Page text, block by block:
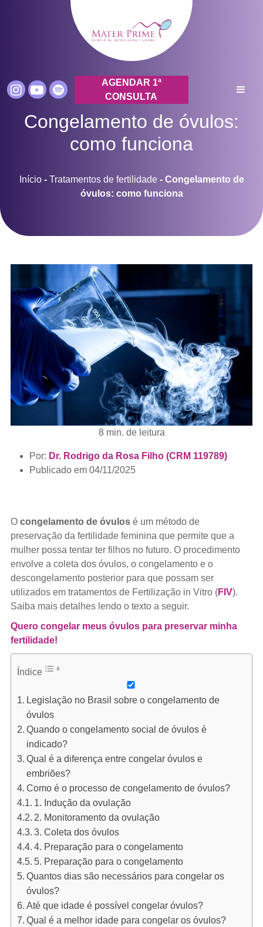
AGENDAR 1ª
CONSULTA
Congelamento de óvulos:
como funciona
Início- Tratamentos de fertilidade- Congelamento de
óvulos: como funciona
8 min. de leitura
Por: Dr. Rodrigo da Rosa Filho (CRM 119789)
Publicado em 04/11/2025
O congelamento de óvulosé um método de
preservação da fertilidade feminina que permite que a
mulher possa tentar ter filhos no futuro. O procedimento
envolve a coleta dos óvulos, o congelamento e o
descongelamento posterior para que possam ser
utilizados em tratamentos de Fertilização in Vitro (FIV).
Saiba mais detalhes lendo o texto a seguir.
Quero congelar meus óvulos para preservar minha
fertilidade!
Índice
Legislação no Brasil sobre o congelamento de
óvulos
Quando o congelamento social de óvulos é
indicado?
Qual é a diferença entre congelar óvulos e
embriões?
Como é o processo de congelamento de óvulos?
1. Indução da ovulação
2. Monitoramento da ovulação
3. Coleta dos óvulos
4. Preparação para o congelamento
5. Preparação para o congelamento
Quantos dias são necessários para congelar os
óvulos?
Até que idade é possível congelar óvulos?
Qual é a melhor idade para congelar os óvulos?